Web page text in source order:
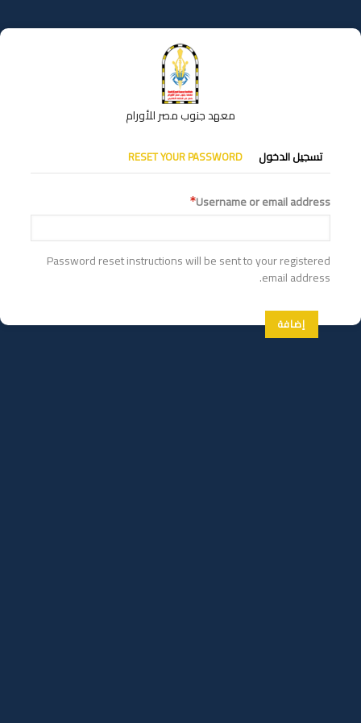
إلى
المحتوى
معهد جنوب مصر للأورام
التبويبات
الأساسية
تسجيل الدخول RESET YOUR PASSWORD
Username or email address
Password reset instructions will be sent to your registered
email address.